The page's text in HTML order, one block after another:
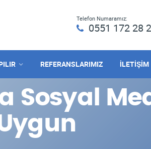
Telefon Numaramız:
0551 172 28
REFERANSLARIMIZ İLETİŞİM
Sosyal